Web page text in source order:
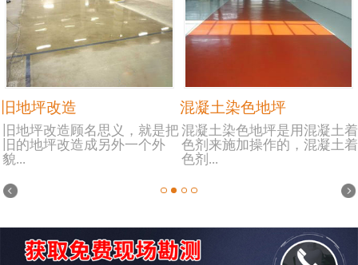
旧地坪改造
旧地坪改造顾名思义，就是把
旧的地坪改造成另外一个外
貌...
混凝土染色地坪
混凝土染色地坪是用混凝土着
色剂来施加操作的，混凝土着
色剂...